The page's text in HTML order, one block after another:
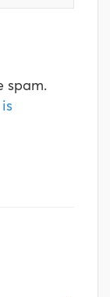
spam.